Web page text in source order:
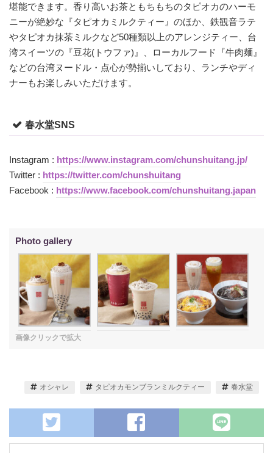
堪能できます。香り高いお茶ともちもちのタピオカのハーモ
ニーが絶妙な『タピオカミルクティー』のほか、鉄観音ラテ
やタピオカ抹茶ミルクなど50種類以上のアレンジティー、台
湾スイーツの『豆花(トウファ)』、ローカルフード『牛肉麺』
などの台湾ヌードル・点心が勢揃いしており、ランチやディ
ナーもお楽しみいただけます。
春水堂SNS
Instagram : https://www.instagram.com/chunshuitang.jp/
Twitter : https://twitter.com/chunshuitang
Facebook : https://www.facebook.com/chunshuitang.japan
オシャレ タピオカモンブランミルクティー 春水堂